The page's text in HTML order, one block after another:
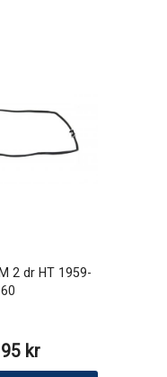
2 dr HT 1959-
60
kr